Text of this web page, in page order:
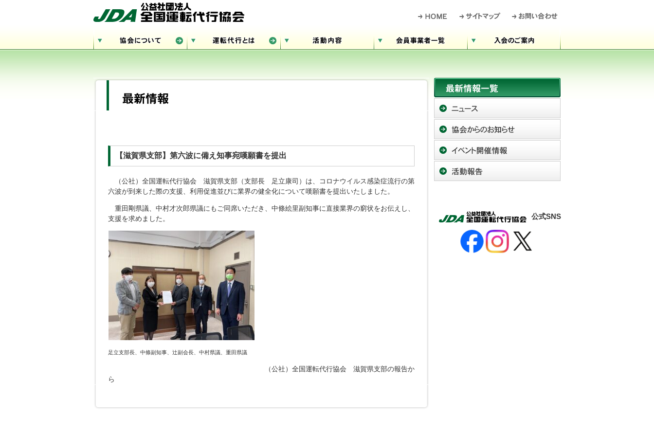
【滋賀県支部】第六波に備え知事宛嘆願書を提出
（公社）全国運転代行協会 滋賀県支部（支部長 足立康司）は、コロナウイルス感染症流行の第
六波が到来した際の支援、利用促進並びに業界の健全化について嘆願書を提出いたしました。
重田剛県議、中村才次郎県議にもご同席いただき、中條絵里副知事に直接業界の窮状をお伝えし、
支援を求めました。
足立支部長、中條副知事、辻副会長、中村県議、重田県議
（公社）全国運転代行協会 滋賀県支部の報告か
ら
公式SNS